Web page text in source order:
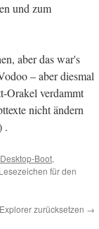
und zum
aber das war's
– aber diesmal
Orakel verdammt
nicht ändern
.
Desktop-Boot,
für den
zurücksetzen →